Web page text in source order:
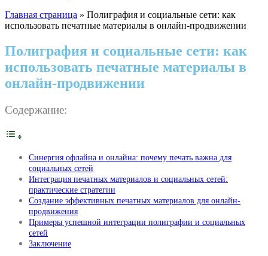
Главная страница » Полиграфия и социальные сети: как
использовать печатные материалы в онлайн-продвижении
Полиграфия и социальные сети: как
использовать печатные материалы в
онлайн-продвижении
Содержание:
Синергия офлайна и онлайна: почему печать важна для
социальных сетей
Интеграция печатных материалов и социальных сетей:
практические стратегии
Создание эффективных печатных материалов для онлайн-
продвижения
Примеры успешной интеграции полиграфии и социальных
сетей
Заключение